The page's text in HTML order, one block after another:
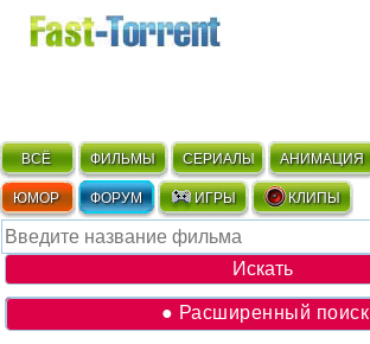
ВСЁ ФИЛЬМЫ СЕРИАЛЫ АНИМАЦИЯ
ЮМОР ФОРУМ ИГРЫ КЛИПЫ
● Расширенный поиск